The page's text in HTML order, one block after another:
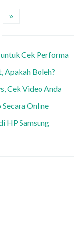
Cek Performa
Apakah Boleh?
Cek Video Anda
Online
HP Samsung